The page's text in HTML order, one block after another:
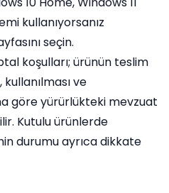
kullanıyorsanız
seçin.
koşulları; ürünün teslim
ve
göre yürürlükteki mevzuat
Kutulu ürünlerde
durumu ayrıca dikkate